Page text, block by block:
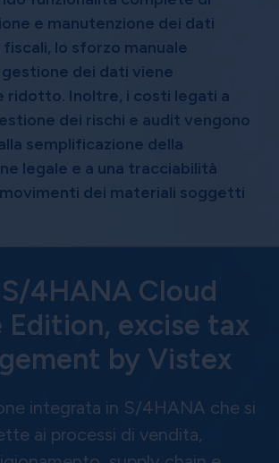
e manutenzione dei dati
lo sforzo manuale
dei dati viene
ridotto. Inoltre, i costi legati a
dei rischi e audit vengono
semplificazione della
legale e a una tracciabilità
dei materiali soggetti
S/4HANA Cloud
Edition, excise tax
by Vistex
integrata in S/4HANA che si
ai processi di vendita,